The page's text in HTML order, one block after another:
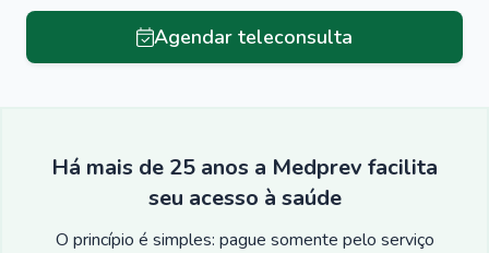
Agendar teleconsulta
Há mais de 25 anos a Medprev facilita
seu acesso à saúde
O princípio é simples: pague somente pelo serviço